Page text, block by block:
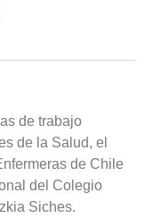
de trabajo
de la Salud, el
de Chile
del Colegio
Siches.